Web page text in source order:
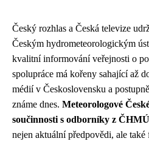
Český rozhlas a Česká televize
Českým hydrometeorologickým
kvalitní informování veřejnosti o
spolupráce má kořeny sahající až
médií v Československu a
známe dnes. Meteorologové
součinnosti s odborníky z ČHMÚ
nejen aktuální předpovědi, ale